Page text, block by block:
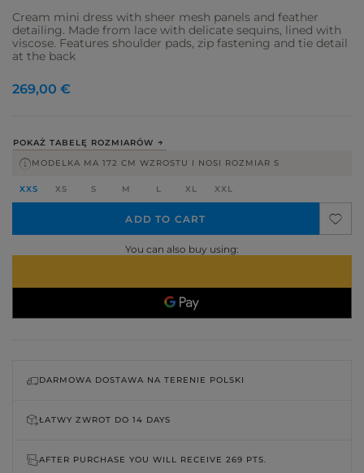
Cream mini dress with sheer mesh panels and feather
detailing. Made from lace with delicate sequins, lined with
viscose. Features shoulder pads, zip fastening and tie detail
at the back
POKAŻ TABELĘ ROZMIARÓW
MODELKA MA 172 CM WZROSTU I NOSI ROZMIAR S
XXS XS S M L XL XXL
ADD TO CART
You can also buy using:
269,00 €
DARMOWA DOSTAWA NA TERENIE POLSKI
ŁATWY ZWROT DO 14 DAYS
AFTER PURCHASE YOU WILL RECEIVE 269 PTS.